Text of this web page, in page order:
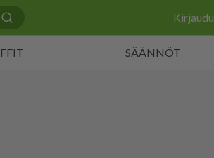
Kirjaudu
SÄÄNNÖT